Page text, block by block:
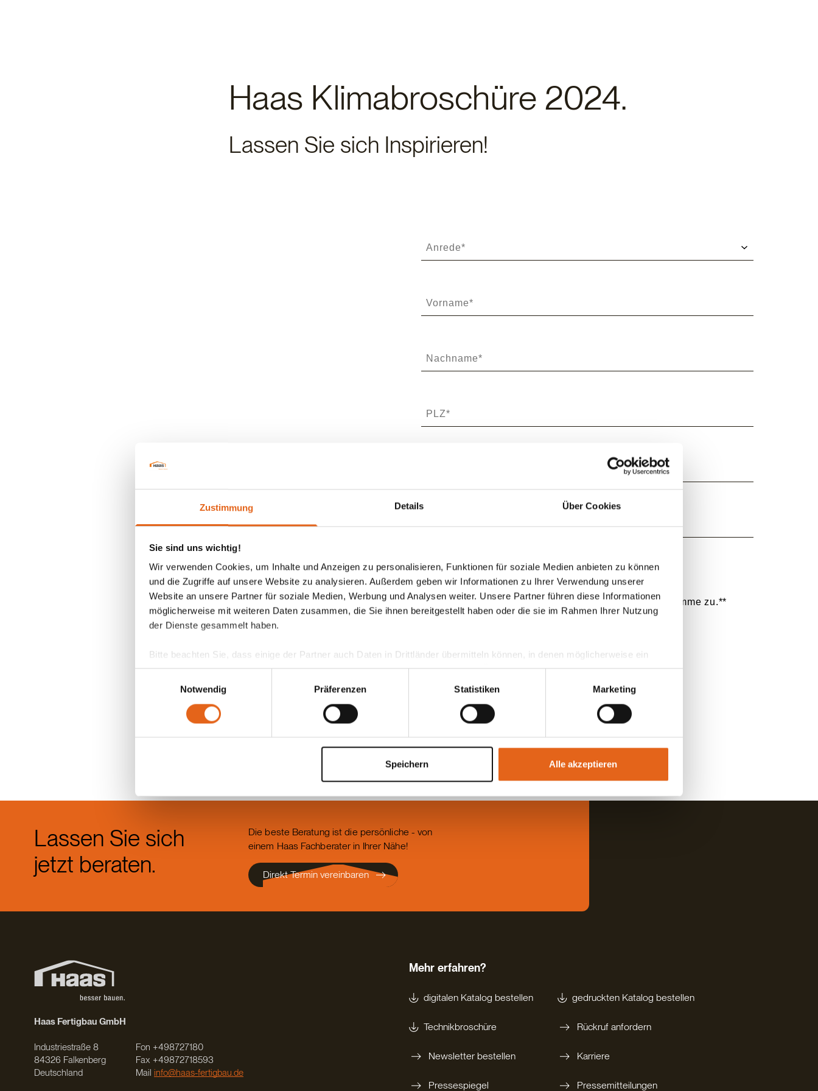
Zustimmung Details Über Cookies
Sie sind uns wichtig!
Wir verwenden Cookies, um Inhalte und Anzeigen zu personalisieren, Funktionen für soziale Medien anbieten zu können
und die Zugriffe auf unsere Website zu analysieren. Außerdem geben wir Informationen zu Ihrer Verwendung unserer
Website an unsere Partner für soziale Medien, Werbung und Analysen weiter. Unsere Partner führen diese Informationen
möglicherweise mit weiteren Daten zusammen, die Sie ihnen bereitgestellt haben oder die sie im Rahmen Ihrer Nutzung
der Dienste gesammelt haben.
Bitte beachten Sie, dass einige der Partner auch Daten in Drittländer übermitteln können, in denen möglicherweise ein
anderes Datenschutzniveau besteht als in der EU. Wir stellen sicher, dass die Übermittlung Ihrer Daten in
Übereinstimmung mit den geltenden Datenschutzgesetzen erfolgt und geeignete Schutzmaßnahmen getroffen werden.
Sie geben Einwilligung zu unseren Cookies, wenn Sie unsere Webseite weiterhin nutzen.
Notwendig
Präferenzen Statistiken Marketing
Speichern Alle akzeptieren
Haas Klimabroschüre 2024.
Lassen Sie sich Inspirieren!
Lassen Sie sich
jetzt beraten.
Die beste Beratung ist die persönliche - von
einem Haas Fachberater in Ihrer Nähe!
Direkt Termin vereinbaren
Haas Fertigbau GmbH
Industriestraße 8
84326 Falkenberg
Deutschland
Fon +498727180
Fax +49872718593
Mail info@haas-fertigbau.de
Mehr erfahren?
digitalen Katalog bestellen gedruckten Katalog bestellen
Technikbroschüre Rückruf anfordern
Newsletter bestellen Karriere
Pressespiegel Pressemitteilungen